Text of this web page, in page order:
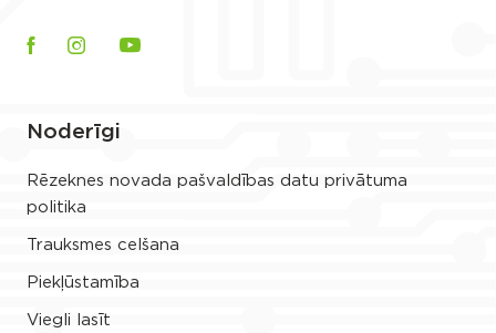
Noderīgi
Rēzeknes novada pašvaldības datu privātuma
politika
Trauksmes celšana
Piekļūstamība
Viegli lasīt